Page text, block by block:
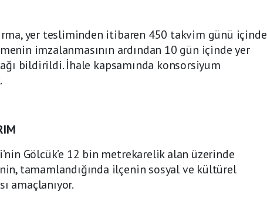
yer tesliminden itibaren 450 takvim günü içinde
imzalanmasının ardından 10 gün içinde yer
bildirildi. İhale kapsamında konsorsiyum
Gölcük’e 12 bin metrekarelik alan üzerinde
tamamlandığında ilçenin sosyal ve kültürel
amaçlanıyor.